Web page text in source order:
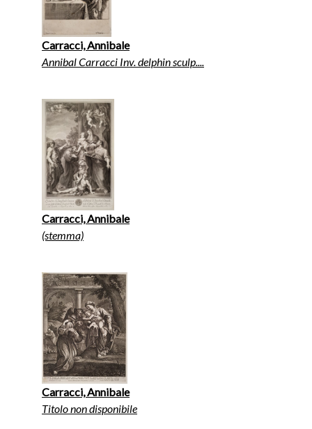
Carracci, Annibale
Annibal Carracci Inv. delphin sculp....
Carracci, Annibale
(stemma)
Carracci, Annibale
Titolo non disponibile